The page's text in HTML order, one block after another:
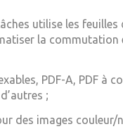
utilise les
la commutation
PDF-A, PDF à
;
des images couleur/